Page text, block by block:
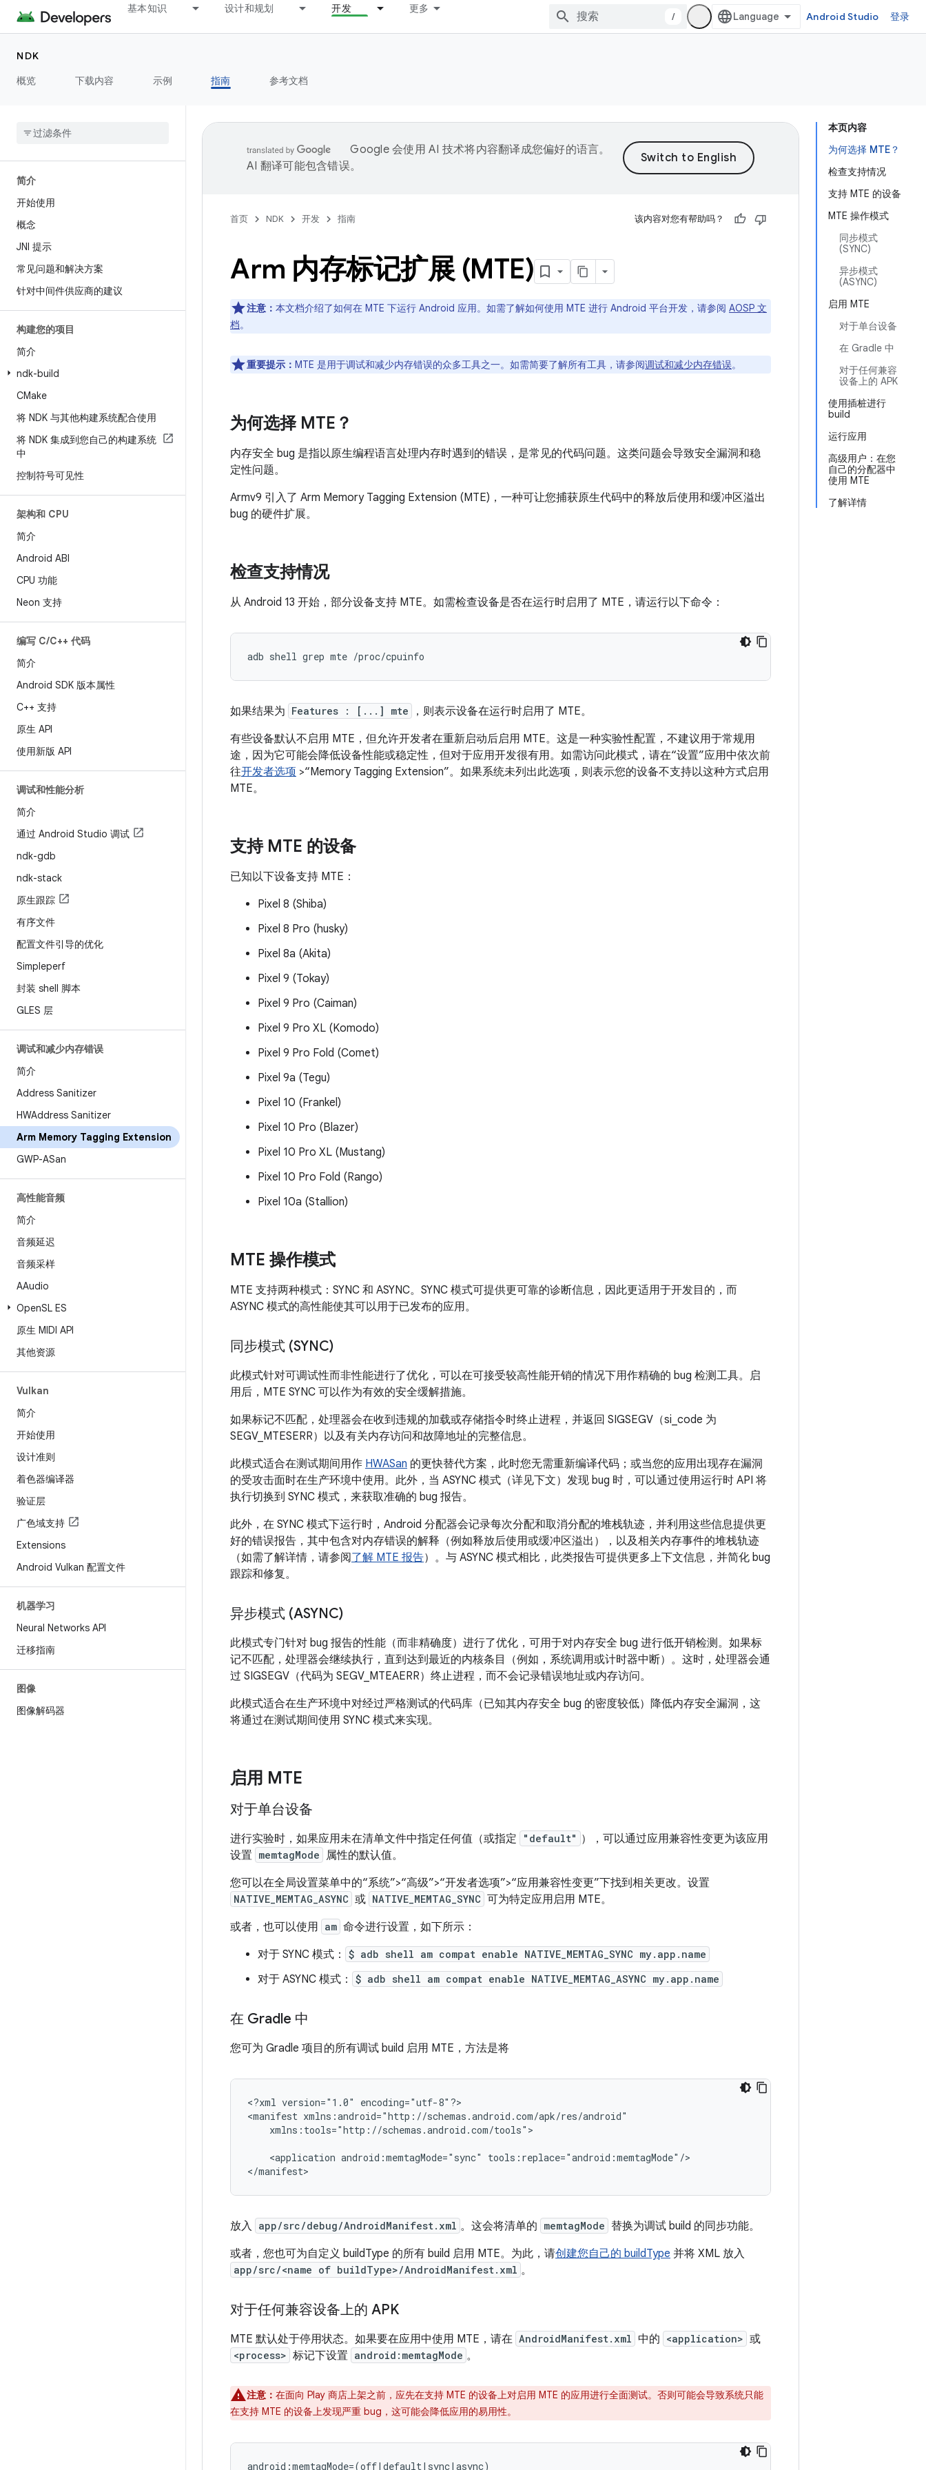
基本知识 设计和规划 开发 更多
/ Android Studio 登录
NDK
概览
下载内容 示例 指南 参考文档
简介
开始使用
概念
JNI 提示
常见问题和解决方案
针对中间件供应商的建议
构建您的项目
简介
ndk-build
CMake
将 NDK 与其他构建系统配合使用
将 NDK 集成到您自己的构建系统
中
控制符号可见性
架构和 CPU
简介
Android ABI
CPU 功能
Neon 支持
编写 C/C++ 代码
简介
Android SDK 版本属性
C++ 支持
原生 API
使用新版 API
调试和性能分析
简介
通过 Android Studio 调试
ndk-gdb
ndk-stack
原生跟踪
有序文件
配置文件引导的优化
Simpleperf
封装 shell 脚本
GLES 层
调试和减少内存错误
简介
Address Sanitizer
HWAddress Sanitizer
Arm Memory Tagging Extension
GWP-ASan
高性能音频
简介
音频延迟
音频采样
AAudio
OpenSL ES
原生 MIDI API
其他资源
Vulkan
简介
开始使用
设计准则
着色器编译器
验证层
广色域支持
Extensions
Android Vulkan 配置文件
机器学习
Neural Networks API
迁移指南
图像
图像解码器
本页内容
为何选择 MTE？
检查支持情况
支持 MTE 的设备
MTE 操作模式
同步模式
(SYNC)
异步模式
(ASYNC)
启用 MTE
对于单台设备
在 Gradle 中
对于任何兼容
设备上的 APK
使用插桩进行
build
运行应用
高级用户：在您
自己的分配器中
使用 MTE
了解详情
Google 会使用 AI 技术将内容翻译成您偏好的语言。
AI 翻译可能包含错误。
首页 NDK 开发 指南 该内容对您有帮助吗？
Arm 内存标记扩展 (MTE)
注意： 本文档介绍了如何在 MTE 下运行 Android 应用。如需了解如何使用 MTE 进行 Android 平台开发，请参阅 AOSP 文
档。
重要提示： MTE 是用于调试和减少内存错误的众多工具之一。如需简要了解所有工具，请参阅调试和减少内存错误。
为何选择 MTE？
内存安全 bug 是指以原生编程语言处理内存时遇到的错误，是常见的代码问题。这类问题会导致安全漏洞和稳
定性问题。
Armv9 引入了 Arm Memory Tagging Extension (MTE)，一种可让您捕获原生代码中的释放后使用和缓冲区溢出
bug 的硬件扩展。
检查支持情况
从 Android 13 开始，部分设备支持 MTE。如需检查设备是否在运行时启用了 MTE，请运行以下命令：
adb shell grep mte
如果结果为 Features : [...] mte
，则表示设备在运行时启用了 MTE。
有些设备默认不启用 MTE，但允许开发者在重新启动后启用 MTE。这是一种实验性配置，不建议用于常规用
途，因为它可能会降低设备性能或稳定性，但对于应用开发很有用。如需访问此模式，请在“设置”应用中依次前
往开发者选项 >“Memory Tagging Extension”。如果系统未列出此选项，则表示您的设备不支持以这种方式启用
MTE。
支持 MTE 的设备
已知以下设备支持 MTE：
Pixel 8 (Shiba)
Pixel 8 Pro (husky)
Pixel 8a (Akita)
Pixel 9 (Tokay)
Pixel 9 Pro (Caiman)
Pixel 9 Pro XL (Komodo)
Pixel 9 Pro Fold (Comet)
Pixel 9a (Tegu)
Pixel 10 (Frankel)
Pixel 10 Pro (Blazer)
Pixel 10 Pro XL (Mustang)
Pixel 10 Pro Fold (Rango)
Pixel 10a (Stallion)
MTE 操作模式
MTE 支持两种模式：SYNC 和 ASYNC。SYNC 模式可提供更可靠的诊断信息，因此更适用于开发目的，而
ASYNC 模式的高性能使其可以用于已发布的应用。
同步模式 (SYNC)
此模式针对可调试性而非性能进行了优化，可以在可接受较高性能开销的情况下用作精确的 bug 检测工具。启
用后，MTE SYNC 可以作为有效的安全缓解措施。
如果标记不匹配，处理器会在收到违规的加载或存储指令时终止进程，并返回 SIGSEGV（si_code 为
SEGV_MTESERR）以及有关内存访问和故障地址的完整信息。
此模式适合在测试期间用作 HWASan 的更快替代方案，此时您无需重新编译代码；或当您的应用出现存在漏洞
的受攻击面时在生产环境中使用。此外，当 ASYNC 模式（详见下文）发现 bug 时，可以通过使用运行时 API 将
执行切换到 SYNC 模式，来获取准确的 bug 报告。
此外，在 SYNC 模式下运行时，Android 分配器会记录每次分配和取消分配的堆栈轨迹，并利用这些信息提供更
好的错误报告，其中包含对内存错误的解释（例如释放后使用或缓冲区溢出），以及相关内存事件的堆栈轨迹
（如需了解详情，请参阅了解 MTE 报告）。与 ASYNC 模式相比，此类报告可提供更多上下文信息，并简化 bug
跟踪和修复。
异步模式 (ASYNC)
此模式专门针对 bug 报告的性能（而非精确度）进行了优化，可用于对内存安全 bug 进行低开销检测。如果标
记不匹配，处理器会继续执行，直到达到最近的内核条目（例如，系统调用或计时器中断）。这时，处理器会通
过 SIGSEGV（代码为 SEGV_MTEAERR）终止进程，而不会记录错误地址或内存访问。
此模式适合在生产环境中对经过严格测试的代码库（已知其内存安全 bug 的密度较低）降低内存安全漏洞，这
将通过在测试期间使用 SYNC 模式来实现。
启用 MTE
对于单台设备
进行实验时，如果应用未在清单文件中指定任何值（或指定 "default" ），可以通过应用兼容性变更为该应用
设置 memtagMode 属性的默认值。
您可以在全局设置菜单中的“系统”>“高级”>“开发者选项”>“应用兼容性变更”下找到相关更改。设置
NATIVE_MEMTAG_ASYNC 或 NATIVE_MEMTAG_SYNC 可为特定应用启用 MTE。
或者，也可以使用 am 命令进行设置，如下所示：
对于 SYNC 模式：
$ adb shell am compat enable NATIVE_MEMTAG_SYNC my.app.name
对于 ASYNC 模式： $ adb shell am compat enable NATIVE_MEMTAG_ASYNC my.app.name
在 Gradle 中
您可为 Gradle 项目的所有调试 build 启用 MTE，方法是将
<?xml version="1.0"
encoding="utf-8"?>
<manifest
xmlns:tools="http://schemas.android.com/tools">
<application android:memtagMode="sync"
tools:replace="android:memtagMode"/>
放入 app/src/debug/AndroidManifest.xml 。这会将清单的 memtagMode 替换为调试 build 的同步功能。
或者，您也可为自定义 buildType 的所有 build 启用 MTE。为此，请创建您自己的 buildType 并将 XML 放入
app/src/<name of buildType>/AndroidManifest.xml 。
对于任何兼容设备上的 APK
MTE 默认处于停用状态。如果要在应用中使用 MTE，请在 AndroidManifest.xml 中的 <application> 或
<process> 标记下设置 android:memtagMode 。
注意： 在面向 Play 商店上架之前，应先在支持 MTE 的设备上对启用 MTE 的应用进行全面测试。否则可能会导致系统只能
在支持 MTE 的设备上发现严重 bug，这可能会降低应用的易用性。